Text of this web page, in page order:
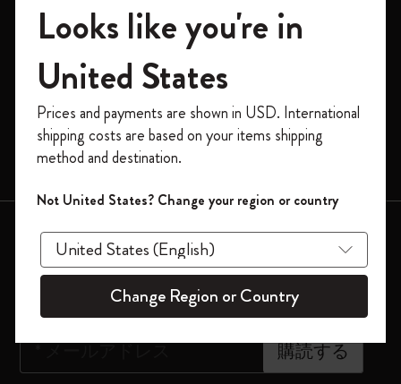
ノートブック
ダイアリー
限定版
バッグ
会員登録はこちら
ニュースレター登録
購読する
*メールアドレス
モレスキンの世界へようこそ
「WELCOME10」を入力すると、初回注
文が10%オフ＋送料無料になります。セ
ール・アウトレット品は適用外。
Moleskineアカウントを作成して限定オフ
ァーや会員特典、さらに多くのインスピ
レーションを手に入れましょう。
今すぐ会員登録 !
Looks like you're in
United States
Prices and payments are shown in USD. International
shipping costs are based on your items shipping
method and destination.
Not United States? Change your region or country
Change Region or Country